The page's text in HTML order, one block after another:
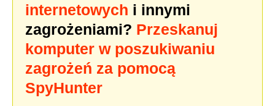
internetowych i innymi
zagrożeniami? Przeskanuj
komputer w poszukiwaniu
zagrożeń za pomocą
SpyHunter